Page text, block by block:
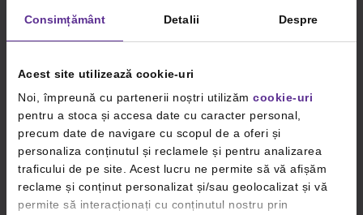
Consimțământ Detalii Despre
Acest site utilizează cookie-uri
Noi, împreună cu partenerii noștri utilizăm cookie-uri
pentru a stoca și accesa date cu caracter personal,
precum date de navigare cu scopul de a oferi și
personaliza conținutul și reclamele și pentru analizarea
traficului de pe site. Acest lucru ne permite să vă afișăm
reclame și conținut personalizat și/sau geolocalizat și vă
permite să interacționați cu conținutul nostru prin